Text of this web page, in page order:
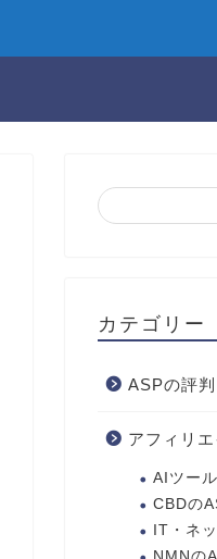
カテゴリー
ASPの評判
アフィリ
AIツー
CBDの
IT・ネ